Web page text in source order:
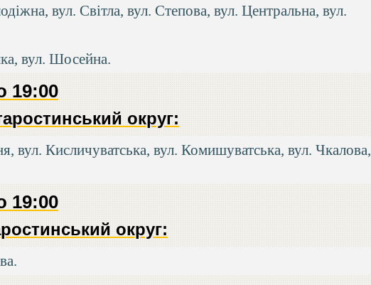
вул. Світла, вул. Степова, вул. Центральна, вул.
вул. Шосейна.
19:00
округ:
вул. Кисличуватська, вул. Комишуватська, вул. Чкалова,
19:00
округ: